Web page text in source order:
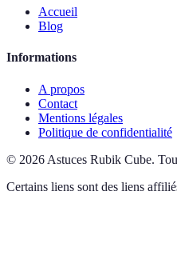
Accueil
Blog
Informations
A propos
Contact
Mentions légales
Politique de confidentialité
© 2026 Astuces Rubik Cube.
Certains liens sont des liens